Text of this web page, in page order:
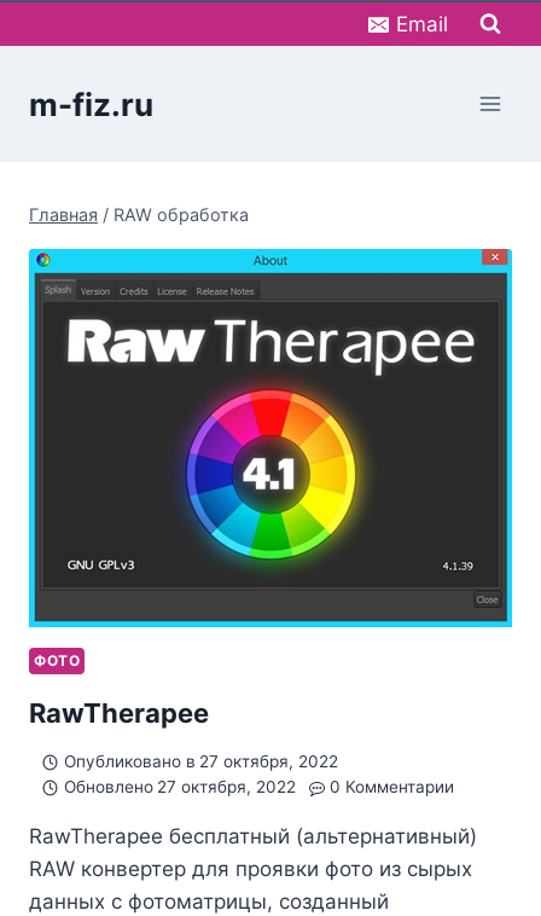
к
Email
m-fiz.ru
Главная / RAW обработка
ФОТО
RawTherapee
Опубликовано в 27 октября, 2022
Обновлено 27 октября, 2022 0 Комментарии
RawTherapee бесплатный (альтернативный)
RAW конвертер для проявки фото из сырых
данных с фотоматрицы, созданный